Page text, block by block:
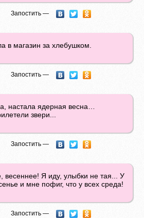
Запостить —
в магазин за хлебушком.
Запостить —
настала ядерная весна…
звери...
Запостить —
весеннее! Я иду, улыбки не тая... У
и мне пофиг, что у всех среда!
Запостить —